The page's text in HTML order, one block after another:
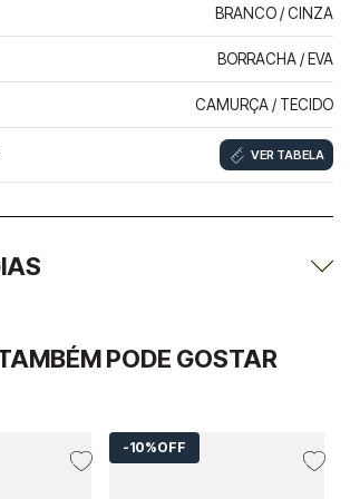
BRANCO / CINZA
BORRACHA / EVA
CAMURÇA / TECIDO
VER TABELA
PODE GOSTAR
10%OFF